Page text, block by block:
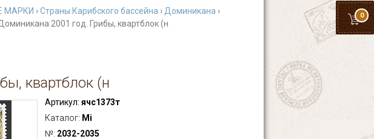
0
МАРКИ ›Страны Карибского бассейна › Доминикана ›
2001 год. Грибы, квартблок (н
квартблок (н
Артикул: ячс1373т
Каталог: Mi
№: 2032-2035